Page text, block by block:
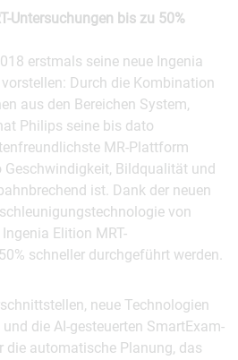
Untersuchungen bis zu 50%
erstmals seine neue Ingenia
Durch die Kombination
aus den Bereichen System,
Philips seine bis dato
MR-Plattform
Bildqualität und
ist. Dank der neuen
von
Elition MRT-
schneller durchgeführt werden.
neue Technologien
die AI-gesteuerten SmartExam-
die automatische Planung, das